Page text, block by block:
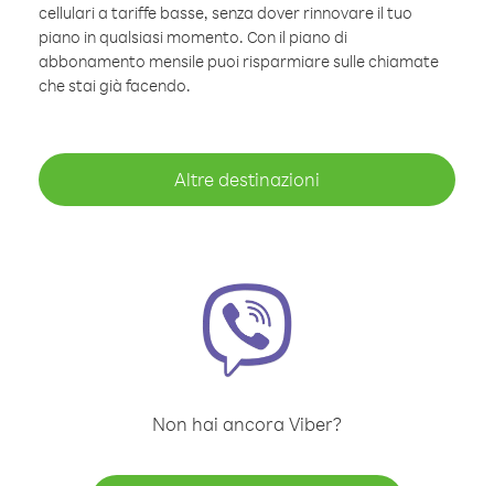
cellulari a tariffe basse, senza dover rinnovare il tuo
piano in qualsiasi momento. Con il piano di
abbonamento mensile puoi risparmiare sulle chiamate
che stai già facendo.
Altre destinazioni
Non hai ancora Viber?